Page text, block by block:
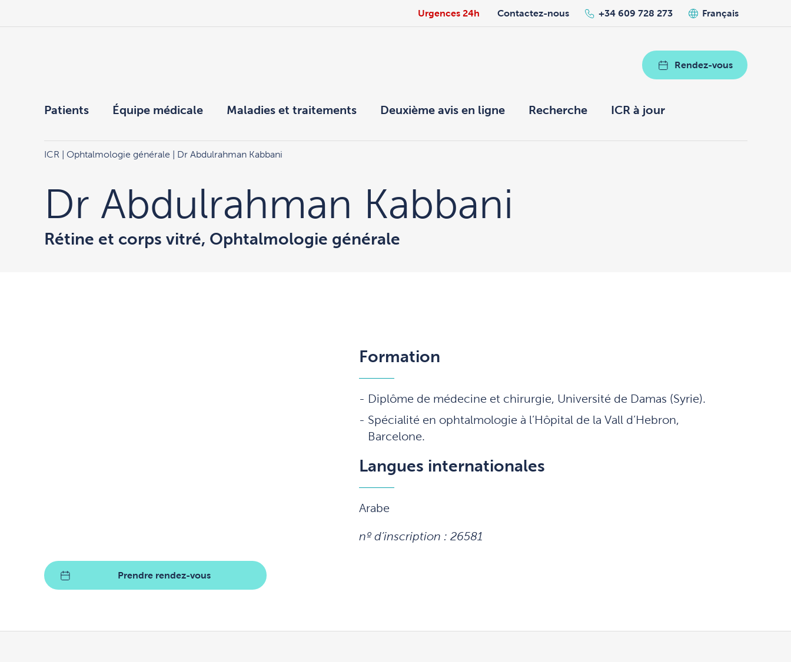
Urgences 24h Contactez-nous +34 609 728 273 Français
Rendez-vous
Patients Équipe médicale Maladies et traitements Deuxième avis en ligne Recherche ICR à jour
ICR Ophtalmologie générale | Dr Abdulrahman Kabbani
Dr Abdulrahman Kabbani
Rétine et corps vitré, Ophtalmologie générale
Prendre rendez-vous
Formation
Diplôme de médecine et chirurgie, Université de Damas (Syrie).
Spécialité en ophtalmologie à l’Hôpital de la Vall d’Hebron,
Barcelone.
Langues internationales
Arabe
nº d’inscription : 26581